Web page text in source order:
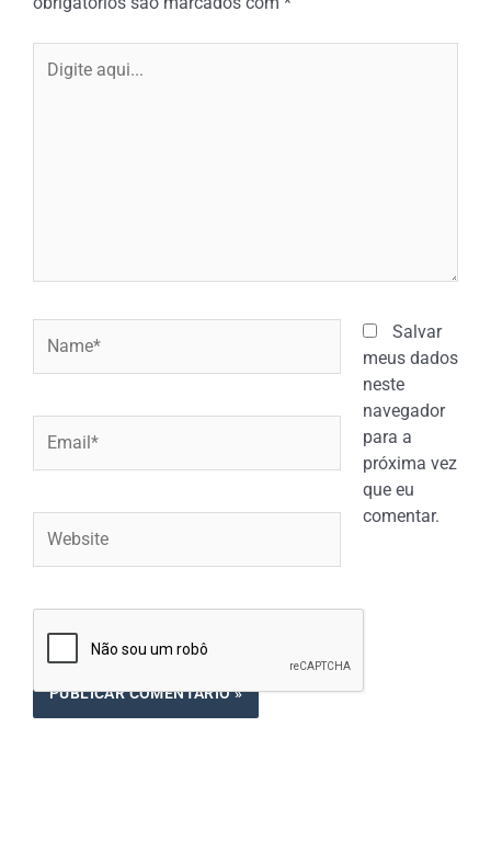
aqui...
Salvar
meus dados
neste
navegador
para a
próxima vez
que eu
comentar.